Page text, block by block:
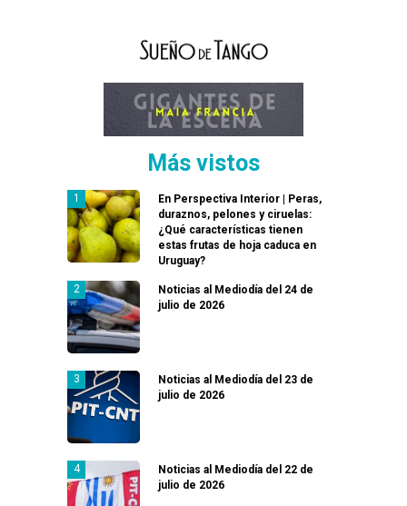
Más vistos
En Perspectiva Interior | Peras,
duraznos, pelones y ciruelas:
¿Qué características tienen
estas frutas de hoja caduca en
Uruguay?
Noticias al Mediodía del 24 de
julio de 2026
Noticias al Mediodía del 23 de
julio de 2026
Noticias al Mediodía del 22 de
julio de 2026